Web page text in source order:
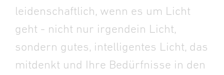
leidenschaftlich, wenn es um Licht
geht - nicht nur irgendein Licht,
sondern gutes, intelligentes Licht, das
mitdenkt und Ihre Bedürfnisse in den